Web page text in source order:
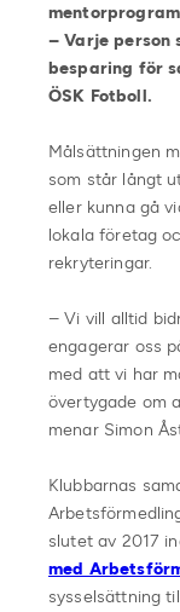
– Varje person
besparing för
ÖSK Fotboll.
Målsättningen
som står långt
eller kunna gå
lokala företag
rekryteringar.
– Vi vill alltid
engagerar oss
med att vi har
övertygade om
menar Simon
Klubbarnas
slutet av 2017
med
sysselsättning